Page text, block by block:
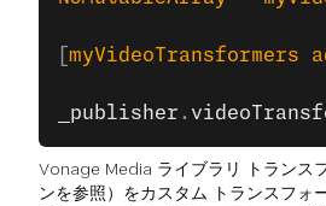
[myVideoTransformers
_publisher .
Vonage Media ライブラリ トランス
ンを参照）をカスタム トランスフォ